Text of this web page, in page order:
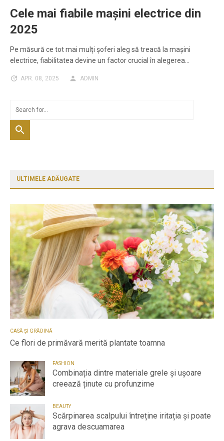
Cele mai fiabile mașini electrice din
2025
Pe măsură ce tot mai mulți șoferi aleg să treacă la mașini
electrice, fiabilitatea devine un factor crucial în alegerea…
APR. 08, 2025 ADMIN
ULTIMELE ADĂUGATE
CASĂ ȘI GRĂDINĂ
Ce flori de primăvară merită plantate toamna
FASHION
Combinația dintre materiale grele și ușoare
creează ținute cu profunzime
BEAUTY
Scărpinarea scalpului întreține iritația și poate
agrava descuamarea